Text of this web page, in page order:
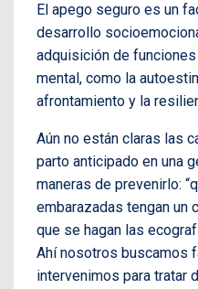
El apego seguro es un
desarrollo
adquisición de
mental, como la
afrontamiento y la
Aún no están claras las
parto anticipado en una
maneras de prevenirlo:
embarazadas tengan un
que se hagan las
Ahí nosotros buscamos
intervenimos para tratar